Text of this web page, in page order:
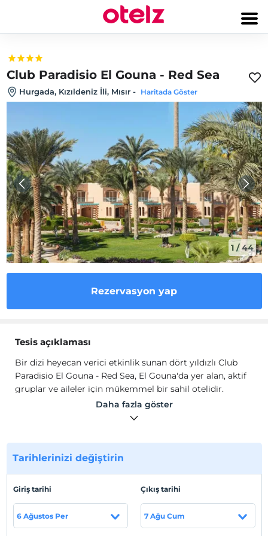
Club Paradisio El Gouna - Red Sea
Hurgada, Kızıldeniz İli, Mısır- Haritada Göster
1 /44
Rezervasyon yap
Tesis açıklaması
Bir dizi heyecan verici etkinlik sunan dört yıldızlı Club
Paradisio El Gouna - Red Sea, El Gouna'da yer alan, aktif
gruplar ve aileler için mükemmel bir sahil otelidir.
Korunaklı kumlu plajıyla Club Paradisio El Gouna - Red
Sea, çocuklar için mükemmeldir. Derin suya erişimi
sporları merkezleri, çeşitli restoranlar, rahatlatıcı bir Spa
ve çocuk kulübü ile en üst düzeyde eğlence sunan bir
tatil kulübüdür.
Sahildeki bu tatil kaçamağındaki odalar, tropikal palmiye
ağaçlarıyla çevrili bireysel evlerde yer almaktadır.
Daha fazla göster
Tarihlerinizi değiştirin
Giriş tarihi
6 Ağustos Per
Çıkış tarihi
7 Ağu Cum